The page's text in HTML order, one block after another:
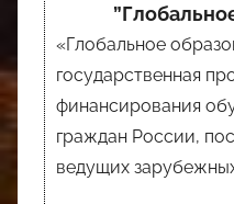
«Глобальное
государственная
финансирования
граждан России,
ведущих